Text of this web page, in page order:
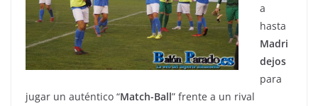
a
hasta
Madri
dejos
para
jugar un auténtico “Match-Ball” frente a un rival